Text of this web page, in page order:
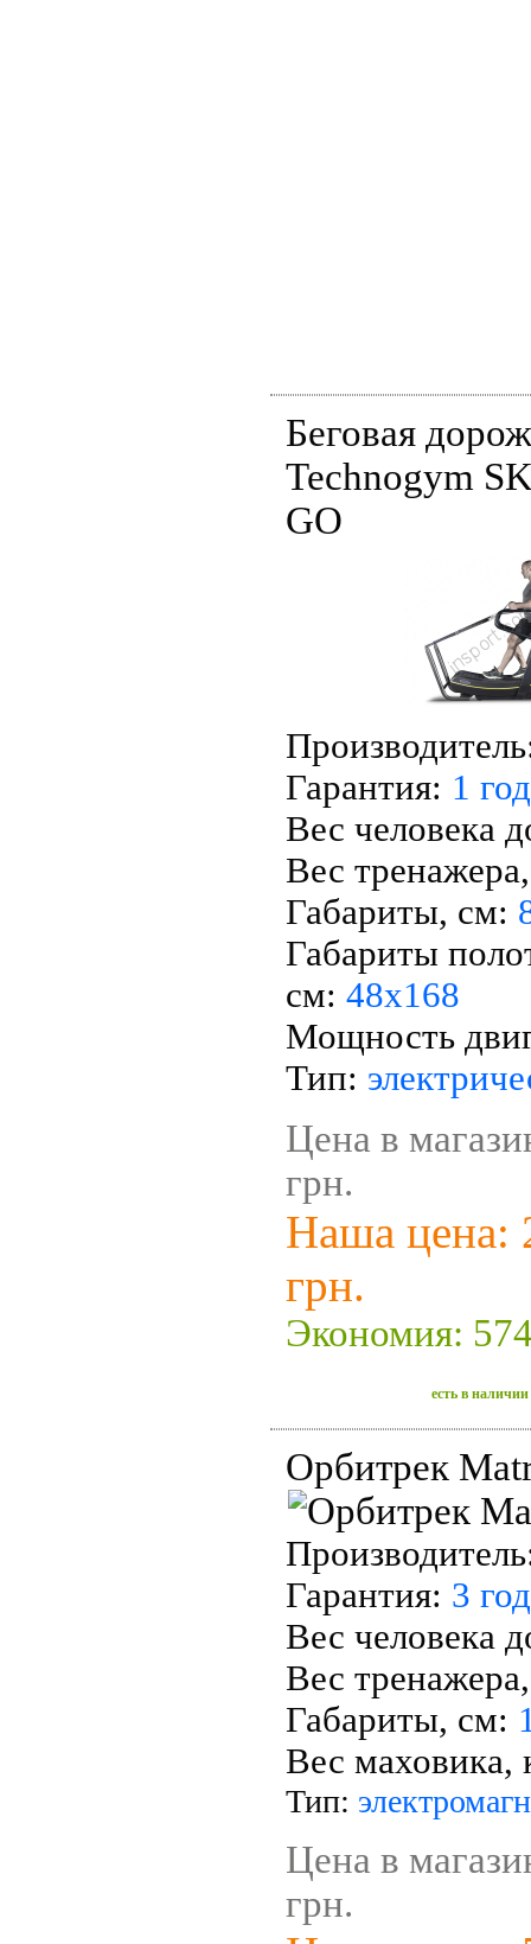
Беговая
Technogym
GO
Гарантия: 1 год
Вес человека
Вес
Габариты, см:
Габариты
см: 48х168
Мощность
Тип:
Цена в
грн.
Наша цена:
грн.
Экономия:
есть в наличии
Орбитрек
Гарантия: 3
Вес человека
Вес
Габариты, см:
Вес маховика,
Тип:
Цена в
грн.